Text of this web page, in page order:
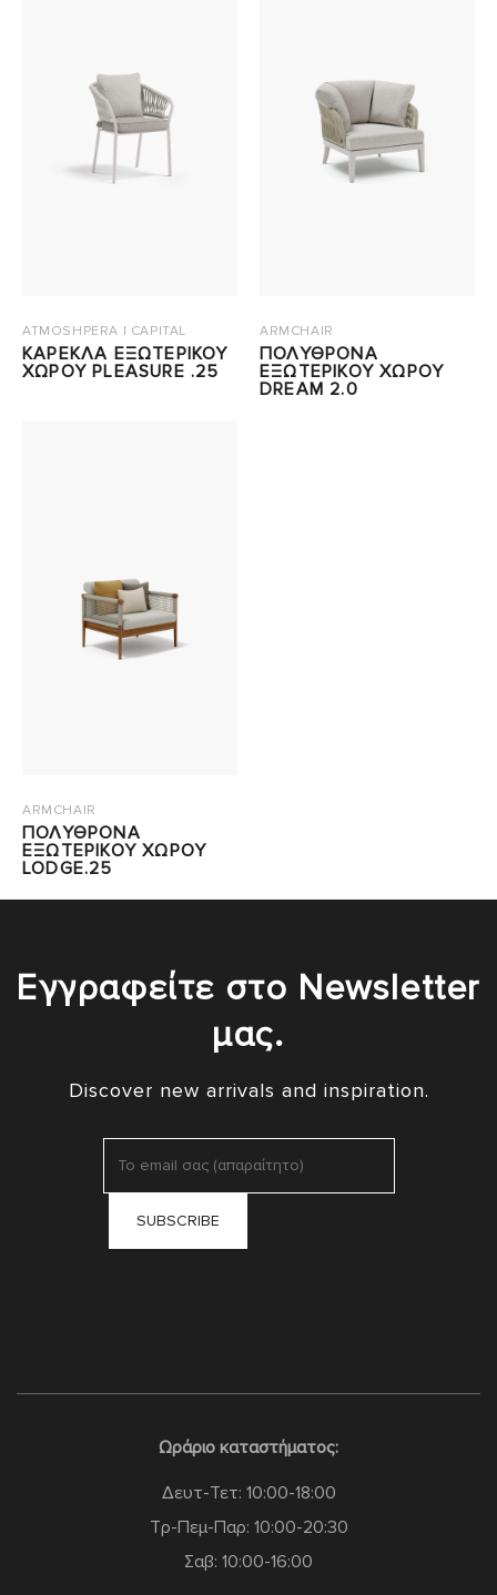
ATMOSHPERA | CAPITAL
ΚΑΡΕΚΛΑ ΕΞΩΤΕΡΙΚΟΥ
ΧΩΡΟΥ PLEASURE .25
ARMCHAIR
ΠΟΛΥΘΡΟΝΑ
ΕΞΩΤΕΡΙΚΟΥ ΧΩΡΟΥ
DREAM 2.0
ARMCHAIR
ΠΟΛΥΘΡΟΝΑ
ΕΞΩΤΕΡΙΚΟΥ ΧΩΡΟΥ
LODGE.25
Εγγραφείτε στο Newsletter
μας.
Discover new arrivals and inspiration.
Ωράριο καταστήματος:
Δευτ-Τετ: 10:00-18:00
Τρ-Πεμ-Παρ: 10:00-20:30
Σαβ: 10:00-16:00